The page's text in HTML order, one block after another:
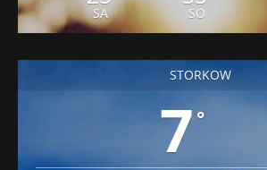
SA SO
STORKOW
7°